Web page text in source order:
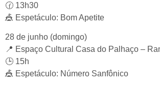
🕜 13h30
🎪 Espetáculo: Bom Apetite
28 de junho (domingo)
📍 Espaço Cultural Casa do Palhaço –
🕒 15h
🎪 Espetáculo: Número Sanfônico